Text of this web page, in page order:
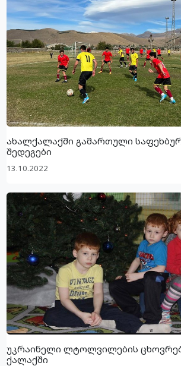
ახალქალაქში გამართული
შედეგები
13.10.2022
უკრაინელი ლტოლვილების
ქალაქში